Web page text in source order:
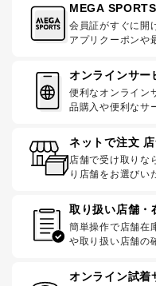
MEGA
会員証がすぐに開
アプリクーポンや
オンラインサー
便利なオンライン
品購入や便利なサ
ネットで注文
店舗で受け取りな
り店舗をお選びい
取り扱い店舗・
簡単操作で店舗在
や取り扱い店舗の
オンライン試着